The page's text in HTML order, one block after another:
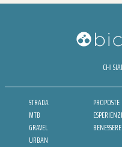
CHI
STRADA
MTB
GRAVEL
URBAN
PROPOSTE
BENESSERE